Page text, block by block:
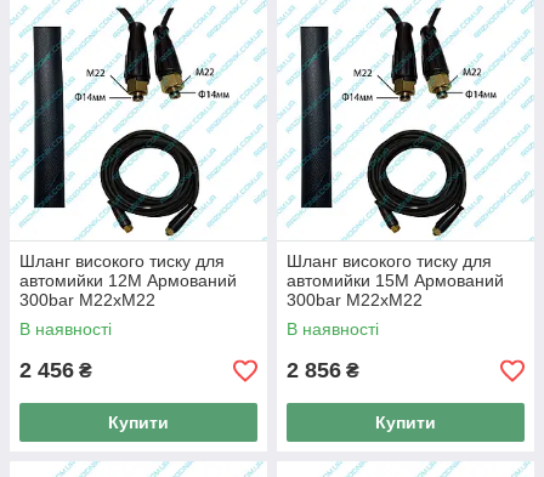
Шланг високого тиску для
автомийки 12M Армований
300bar М22хМ22
(Універсальний)
В наявності
2 456 ₴
Купити
Шланг високого тиску для
автомийки 15M Армований
300bar М22хМ22
(Універсальний)
В наявності
2 856 ₴
Купити